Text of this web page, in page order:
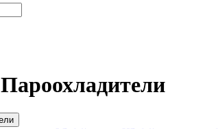
Пароохладители